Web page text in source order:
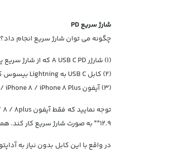
شارژ سریع PD
چگونه می توان شارژ سریع انجام داد؟ 3 شرایط مهم برای دستیابی به فناوری شارژ سریع روی گوشی های آیفون 8/8پلاس/10 وجود دارد:
(1) شارژر A USB C PD که از شارژ سریع پشتیبانی می کند.
(2) کابل USB C به Lightning بیسوس که از شارژ سریع پشتیبانی می کند.
(3) آیفون X / iPhone 8 / iPhone 8 Plus که از شارژ سریع پشتیبانی می کند.
"12.9" به صورت شارژ سریع کار کند. همچنین به منظور حفاظت از آیفون خود، تراشه هوشمند به طور خودکار جریان را هنگامی که توان 70% رسید، کاهش می دهد.